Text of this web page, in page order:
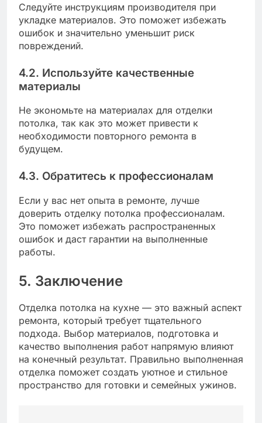
Следуйте инструкциям производителя при
укладке материалов. Это поможет избежать
ошибок и значительно уменьшит риск
повреждений.
4.2. Используйте качественные
материалы
Не экономьте на материалах для отделки
потолка, так как это может привести к
необходимости повторного ремонта в
будущем.
4.3. Обратитесь к профессионалам
Если у вас нет опыта в ремонте, лучше
доверить отделку потолка профессионалам.
Это поможет избежать распространенных
ошибок и даст гарантии на выполненные
работы.
5. Заключение
Отделка потолка на кухне — это важный аспект
ремонта, который требует тщательного
подхода. Выбор материалов, подготовка и
качество выполнения работ напрямую влияют
на конечный результат. Правильно выполненная
отделка поможет создать уютное и стильное
пространство для готовки и семейных ужинов.